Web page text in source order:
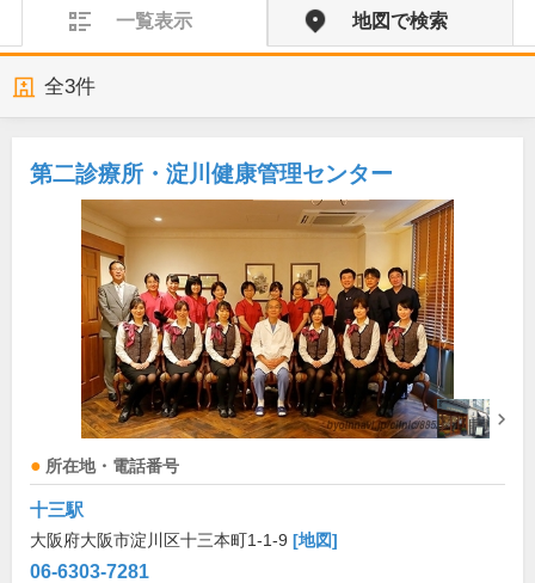
一覧表示 地図で検索
全3件
第二診療所・淀川健康管理センター
所在地・電話番号
十三駅
大阪府大阪市淀川区十三本町1-1-9 [地図]
06-6303-7281